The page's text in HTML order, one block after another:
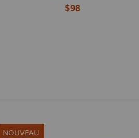
$98
NOUVEAU